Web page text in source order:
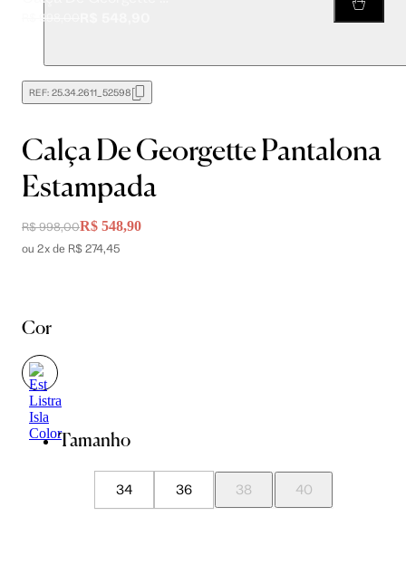
R$ 998,00
REF: 25.34.2611_52598
Calça De Georgette Pantalona
Estampada
R$ 998,00R$ 548,90
ou 2x de R$ 274,45
Cor
Tamanho
34 36 38 40